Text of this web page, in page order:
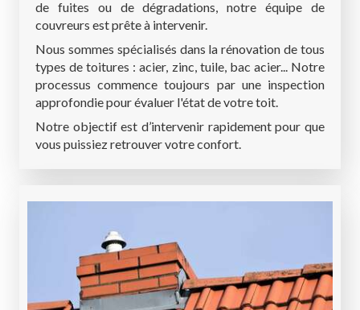
de fuites ou de dégradations, notre équipe de
couvreurs est prête à intervenir.
Nous sommes spécialisés dans la rénovation de tous
types de toitures : acier, zinc, tuile, bac acier... Notre
processus commence toujours par une inspection
approfondie pour évaluer l'état de votre toit.
Notre objectif est d’intervenir rapidement pour que
vous puissiez retrouver votre confort.